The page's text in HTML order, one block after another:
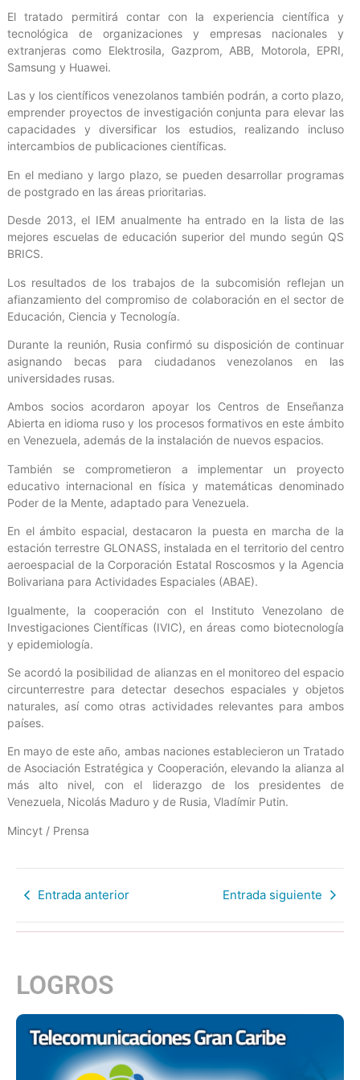
El tratado permitirá contar con la experiencia científica y
tecnológica de organizaciones y empresas nacionales y
extranjeras como Elektrosila, Gazprom, ABB, Motorola, EPRI,
Samsung y Huawei.
Las y los científicos venezolanos también podrán, a corto plazo,
emprender proyectos de investigación conjunta para elevar las
capacidades y diversificar los estudios, realizando incluso
intercambios de publicaciones científicas.
En el mediano y largo plazo, se pueden desarrollar programas
de postgrado en las áreas prioritarias.
Desde 2013, el IEM anualmente ha entrado en la lista de las
mejores escuelas de educación superior del mundo según QS
BRICS.
Los resultados de los trabajos de la subcomisión reflejan un
afianzamiento del compromiso de colaboración en el sector de
Educación, Ciencia y Tecnología.
Durante la reunión, Rusia confirmó su disposición de continuar
asignando becas para ciudadanos venezolanos en las
universidades rusas.
Ambos socios acordaron apoyar los Centros de Enseñanza
Abierta en idioma ruso y los procesos formativos en este ámbito
en Venezuela, además de la instalación de nuevos espacios.
También se comprometieron a implementar un proyecto
educativo internacional en física y matemáticas denominado
Poder de la Mente, adaptado para Venezuela.
En el ámbito espacial, destacaron la puesta en marcha de la
estación terrestre GLONASS, instalada en el territorio del centro
aeroespacial de la Corporación Estatal Roscosmos y la Agencia
Bolivariana para Actividades Espaciales (ABAE).
Igualmente, la cooperación con el Instituto Venezolano de
Investigaciones Científicas (IVIC), en áreas como biotecnología
y epidemiología.
Se acordó la posibilidad de alianzas en el monitoreo del espacio
circunterrestre para detectar desechos espaciales y objetos
naturales, así como otras actividades relevantes para ambos
países.
En mayo de este año, ambas naciones establecieron un Tratado
de Asociación Estratégica y Cooperación, elevando la alianza al
más alto nivel, con el liderazgo de los presidentes de
Venezuela, Nicolás Maduro y de Rusia, Vladímir Putin.
Mincyt / Prensa
Entrada anterior Entrada siguiente
LOGROS